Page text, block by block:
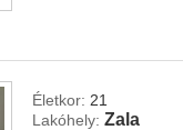
Életkor: 21
Lakóhely: Zala